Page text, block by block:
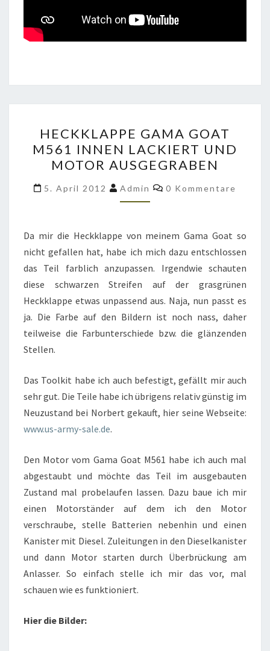
GAMA
GOAT
M561
INNEN
LACKIERT
MOTOR
AUSGEGRABEN
HECKKLAPPE GAMA GOAT
M561 INNEN LACKIERT UND
MOTOR AUSGEGRABEN
5. April 2012 Admin Kommentare
0 Kommentare
Da mir die Heckklappe von meinem Gama Goat so
nicht gefallen hat, habe ich mich dazu entschlossen
das Teil farblich anzupassen. Irgendwie schauten
diese schwarzen Streifen auf der grasgrünen
Heckklappe etwas unpassend aus. Naja, nun passt es
ja. Die Farbe auf den Bildern ist noch nass, daher
teilweise die Farbunterschiede bzw. die glänzenden
Stellen.
Das Toolkit habe ich auch befestigt, gefällt mir auch
sehr gut. Die Teile habe ich übrigens relativ günstig im
Neuzustand bei Norbert gekauft, hier seine Webseite:
www.us-army-sale.de.
Den Motor vom Gama Goat M561 habe ich auch mal
abgestaubt und möchte das Teil im ausgebauten
Zustand mal probelaufen lassen. Dazu baue ich mir
einen Motorständer auf dem ich den Motor
verschraube, stelle Batterien nebenhin und einen
Kanister mit Diesel. Zuleitungen in den Dieselkanister
und dann Motor starten durch Überbrückung am
Anlasser. So einfach stelle ich mir das vor, mal
schauen wie es funktioniert.
Hier die Bilder: